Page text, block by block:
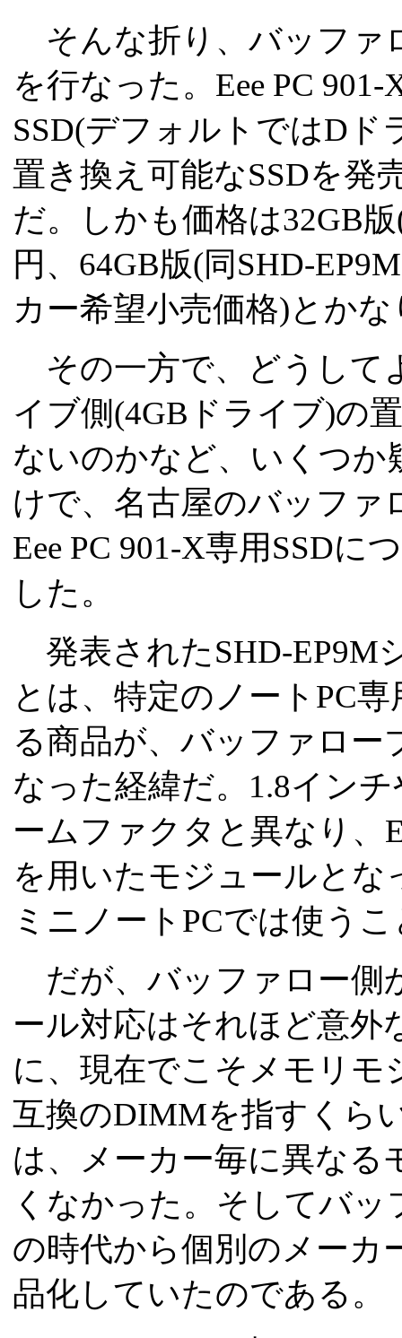
そんな折り、バッファ
を行なった。Eee PC
SSD(デフォルトではDド
置き換え可能なSSDを発
だ。しかも価格は32GB
円、64GB版(同SHD-
カー希望小売価格)とか
その一方で、どうして
イブ側(4GBドライブ)の
ないのかなど、いくつ
けで、名古屋のバッファ
Eee PC 901-X専用SSD
した。
発表されたSHD-EP9M
とは、特定のノートPC
る商品が、バッファロ
なった経緯だ。1.8イン
ームファクタと異なり、
を用いたモジュールとな
ミニノートPCでは使う
だが、バッファロー側
ール対応はそれほど意外
に、現在でこそメモリモ
互換のDIMMを指すくら
は、メーカー毎に異なる
くなかった。そしてバ
の時代から個別のメーカ
品化していたのである。